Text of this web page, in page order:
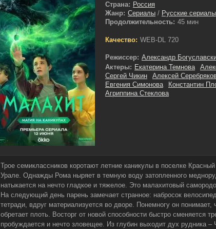
Страна: Россия
Жанр: Сериалы / Русские сериалы
Продолжительность: 45 мин
Качество: WEB-DL 720
Режиссер: Александр
Актеры: Екатерина Темнова
Сергей Чикин
Алексей
Евгения Симонова
Константин
Агриппина Стеклова
Трое семиклассников коротают летние каникулы в поселке
Урале. Однажды Рома ныряет в темную воду затопленного
натыкается на нечто гладкое и тяжелое. Это малахитовый
На следующий день парень замечает странное: набросок
тетради, вдруг материализуется во дворе. Понемногу он
обретает плоть. Восторг от новой способности быстро сменяется
пробуждается и нечто зловещее. Из глубин выходит дух рудника